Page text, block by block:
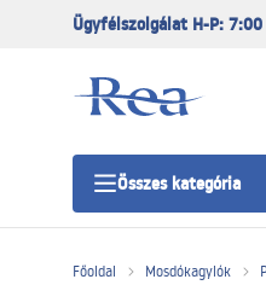
Ügyfélszolgálat H-P:
Összes kategória
Főoldal Mosdókagylók